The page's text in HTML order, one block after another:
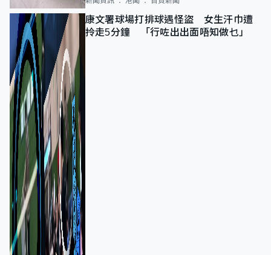
康文署球場打排球遇怪盜 女生汗巾遭
拎走5分鐘 「行咗出出面唔知做乜」